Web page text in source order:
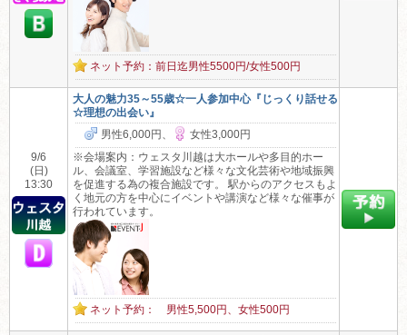
ネット予約：前日迄男性5500円/女性500円
9/6
(日)
13:30
大人の魅力35～55歳☆一人参加中心『じっくり話せる
☆理想の出会い』
男性6,000円、
女性3,000円
※会場案内：ウェスタ川越は大ホールや多目的ホー
ル、会議室、学習施設など様々な文化芸術や地域振興
を促進する為の複合施設です。 駅からのアクセスもよ
く地元の方を中心にイベントや講演など様々な催事が
行われています。
ネット予約： 男性5,500円、女性500円